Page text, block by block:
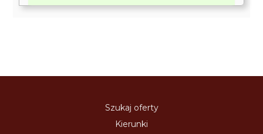
Szukaj oferty
Kierunki